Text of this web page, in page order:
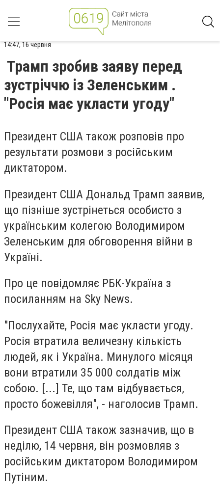
14:47, 16 червня
Трамп зробив заяву перед
зустріччю із Зеленським .
"Росія має укласти угоду"
Президент США також розповів про
результати розмови з російським
диктатором.
Президент США Дональд Трамп заявив,
що пізніше зустрінеться особисто з
українським колегою Володимиром
Зеленським для обговорення війни в
Україні.
Про це повідомляє РБК-Україна з
посиланням на Sky News.
"Послухайте, Росія має укласти угоду.
Росія втратила величезну кількість
людей, як і Україна. Минулого місяця
вони втратили 35 000 солдатів між
собою. [...] Те, що там відбувається,
просто божевілля", - наголосив Трамп.
Президент США також зазначив, що в
неділю, 14 червня, він розмовляв з
російським диктатором Володимиром
Путіним.